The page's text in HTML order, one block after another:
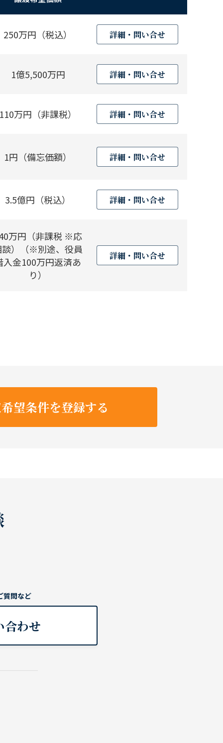
250万円（税込） 詳細・問い合せ
1億5,500万円 詳細・問い合せ
110万円（非課税） 詳細・問い合せ
1円（備忘価額） 詳細・問い合せ
3.5億円（税込） 詳細・問い合せ
万円（非課税 ※応
）（※別途、役員
入金100万円返済あ
り）
詳細・問い合せ
望条件を登録する
質問など
合わせ